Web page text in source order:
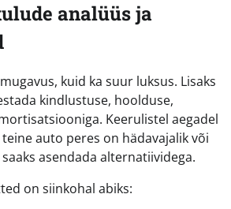
analüüs ja
kuid ka suur luksus. Lisaks
kindlustuse, hoolduse,
Keerulistel aegadel
auto peres on hädavajalik või
asendada alternatiividega.
on siinkohal abiks: